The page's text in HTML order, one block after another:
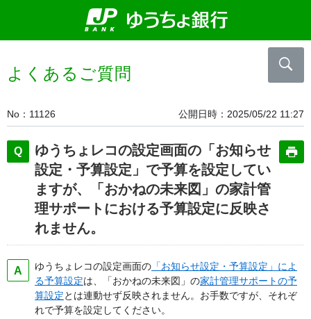
よくあるご質問
No 11126 公開日時 2025/05/22 11:27
ゆうちょレコの設定画面の「お知らせ
設定・予算設定」で予算を設定してい
ますが、「おかねの未来図」の家計管
理サポートにおける予算設定に反映さ
れません。
ゆうちょレコの設定画面の 「お知らせ設定・予算設定」によ
る予算設定は、「おかねの未来図」の家計管理サポートの予
算設定とは連動せず反映されません。お手数ですが、それぞ
れで予算を設定してください。